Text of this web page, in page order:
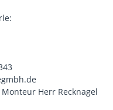
Herr Recknagel